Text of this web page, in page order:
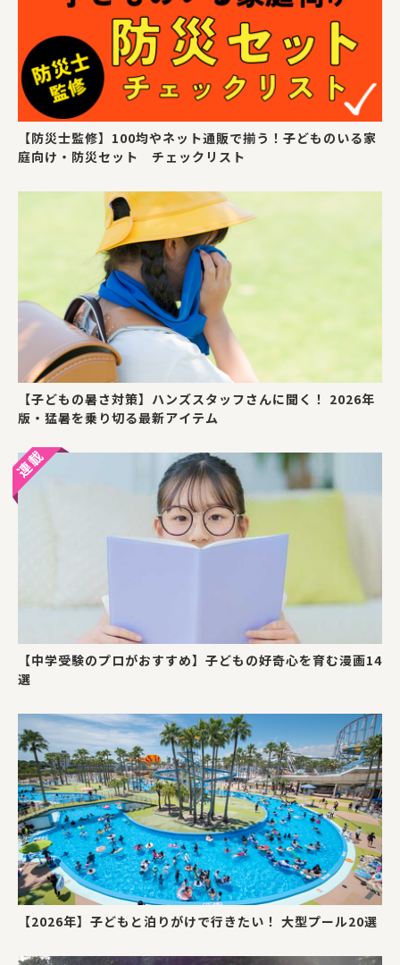
【防災士監修】100均やネット通販で揃う！子どものいる家
庭向け・防災セット チェックリスト
【子どもの暑さ対策】ハンズスタッフさんに聞く！ 2026年
版・猛暑を乗り切る最新アイテム
【中学受験のプロがおすすめ】子どもの好奇心を育む漫画14
選
【2026年】子どもと泊りがけで行きたい！ 大型プール20選